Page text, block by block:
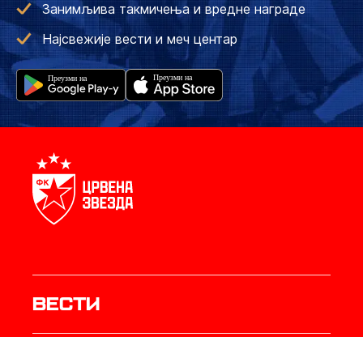
Занимљива такмичења и вредне награде
Најсвежије вести и меч центар
Вести